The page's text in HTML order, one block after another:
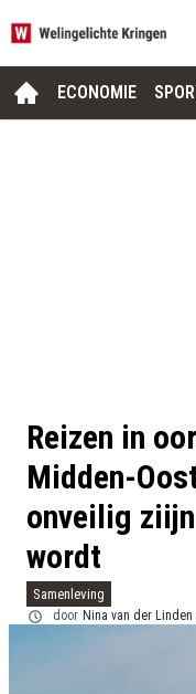
ECONOMIE
Reizen in
Midden-
onveilig
wordt
Samenleving
door Nina van der Linden